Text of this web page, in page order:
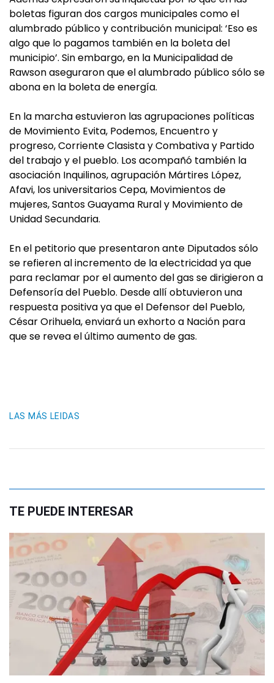
boletas figuran dos cargos municipales como el
alumbrado público y contribución municipal: ‘Eso es
algo que lo pagamos también en la boleta del
municipio’. Sin embargo, en la Municipalidad de
Rawson aseguraron que el alumbrado público sólo se
abona en la boleta de energía.
En la marcha estuvieron las agrupaciones políticas
de Movimiento Evita, Podemos, Encuentro y
progreso, Corriente Clasista y Combativa y Partido
del trabajo y el pueblo. Los acompañó también la
asociación Inquilinos, agrupación Mártires López,
Afavi, los universitarios Cepa, Movimientos de
mujeres, Santos Guayama Rural y Movimiento de
Unidad Secundaria.
En el petitorio que presentaron ante Diputados sólo
se refieren al incremento de la electricidad ya que
para reclamar por el aumento del gas se dirigieron a
Defensoría del Pueblo. Desde allí obtuvieron una
respuesta positiva ya que el Defensor del Pueblo,
César Orihuela, enviará un exhorto a Nación para
que se revea el último aumento de gas.
LAS MÁS LEIDAS
TE PUEDE INTERESAR